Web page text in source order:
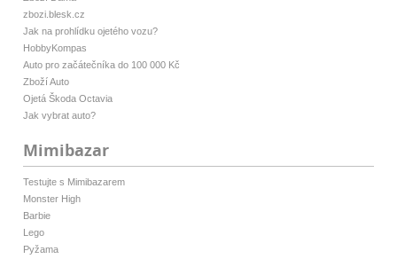
zbozi.blesk.cz
Jak na prohlídku ojetého vozu?
HobbyKompas
Auto pro začátečníka do 100 000 Kč
Zboží Auto
Ojetá Škoda Octavia
Jak vybrat auto?
Mimibazar
Testujte s Mimibazarem
Monster High
Barbie
Lego
Pyžama